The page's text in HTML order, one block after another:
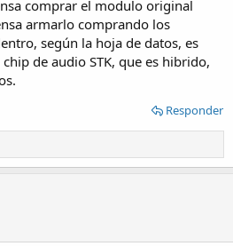
comprar el modulo original
armarlo comprando los
según la hoja de datos, es
de audio STK, que es hibrido,
Responder